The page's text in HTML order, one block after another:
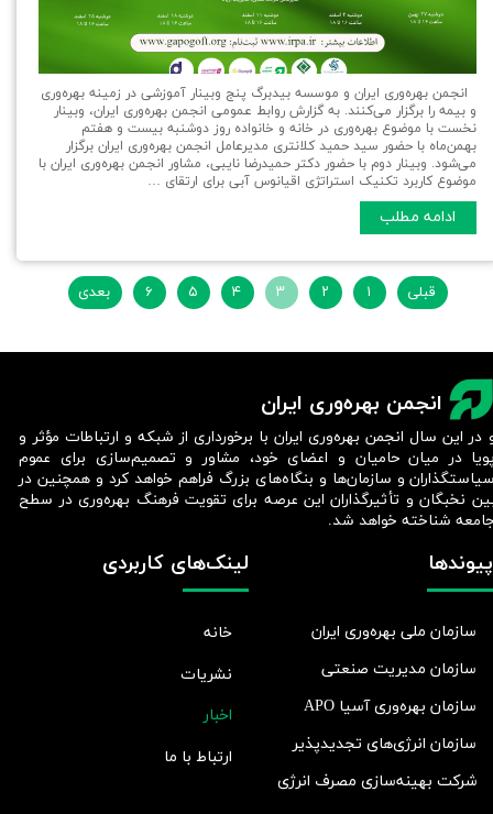
انجمن بهره‌وری ایران و موسسه بیدبرگ پنج وبینار آموزشی در زمينه بهره‌وری
و بیمه را برگزار می‌کنند. به گزارش روابط عمومی انجمن بهره‌وری ایران، وبينار
نخست با موضوع بهره‌وری در خانه و خانواده روز دوشنبه بیست و هفتم
بهمن‌ماه با حضور سید حمید کلانتری مدیرعامل انجمن بهره‌وری ایران برگزار
می‌شود. وبینار دوم با حضور دکتر حمیدرضا نایبی، مشاور انجمن بهره‌وری ایران با
موضوع کاربرد تکنیک استراتژی اقیانوس آبی برای ارتقای …
ادامه مطلب
قبلی ۱ ۲ ۳ ۴ ۵ ۶ بعدی
انجمن بهره‌وری ایران
لینک‌های کاربردی
خانه
نشریات
اخبار
ارتباط با ما
پیوندها
سازمان ملی بهره‌وری ایران
سازمان مدیریت صنعتی
سازمان بهره‌وری آسیا APO
سازمان انرژی‌های تجدیدپذیر
شرکت بهينه‌سازی مصرف انرژی
در این سال انجمن بهره‌وری ایران با برخورداری از شبکه و ارتباطات مؤثر و
در میان حامیان و اعضای خود، مشاور و تصمیم‌سازی برای عموم
و سازمان‌ها و بنگاه‌های بزرگ فراهم خواهد کرد و همچنین در
نخبگان و تأثیرگذاران این عرصه برای تقویت فرهنگ بهره‌وری در سطح
شناخته خواهد شد.​​​​​​​